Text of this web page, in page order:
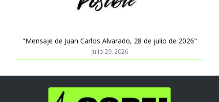
"Mensaje de Juan Carlos Alvarado, 28 de julio de 2026"
Julio 29, 2026